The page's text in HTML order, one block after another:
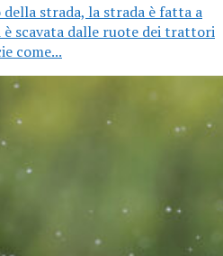
strada, la strada è fatta a
è scavata dalle ruote dei trattori
come...